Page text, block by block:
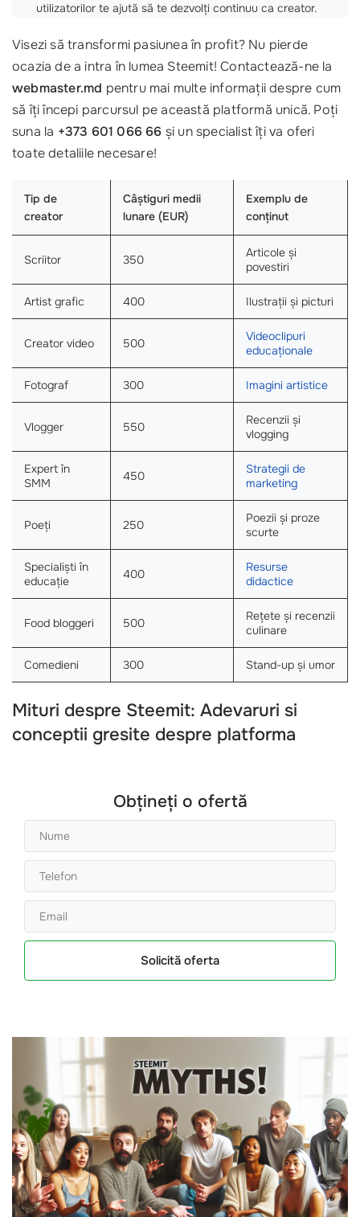
utilizatorilor te ajută să te dezvolți continuu ca creator.
Visezi să transformi pasiunea în profit? Nu pierde
ocazia de a intra în lumea Steemit! Contactează-ne la
webmaster.md pentru mai multe informații despre cum
să îți începi parcursul pe această platformă unică. Poți
suna la +373 601 066 66 și un specialist îți va oferi
toate detaliile necesare!
Tip de
creator
Câștiguri medii
lunare (EUR)
Exemplu de
conținut
Scriitor 350
Articole și
povestiri
Artist grafic 400 Ilustrații și picturi
Creator video 500
Videoclipuri
educaționale
Fotograf 300 Imagini artistice
Vlogger 550
Recenzii și
vlogging
Expert în
SMM
450
Strategii de
marketing
Poeți 250
Poezii și proze
scurte
Specialiști în
educație
400
Resurse
didactice
Food bloggeri 500
Rețete și recenzii
culinare
Comedieni 300 Stand-up și umor
Mituri despre Steemit: Adevaruri si
conceptii gresite despre platforma
Obțineți o ofertă
Solicită oferta